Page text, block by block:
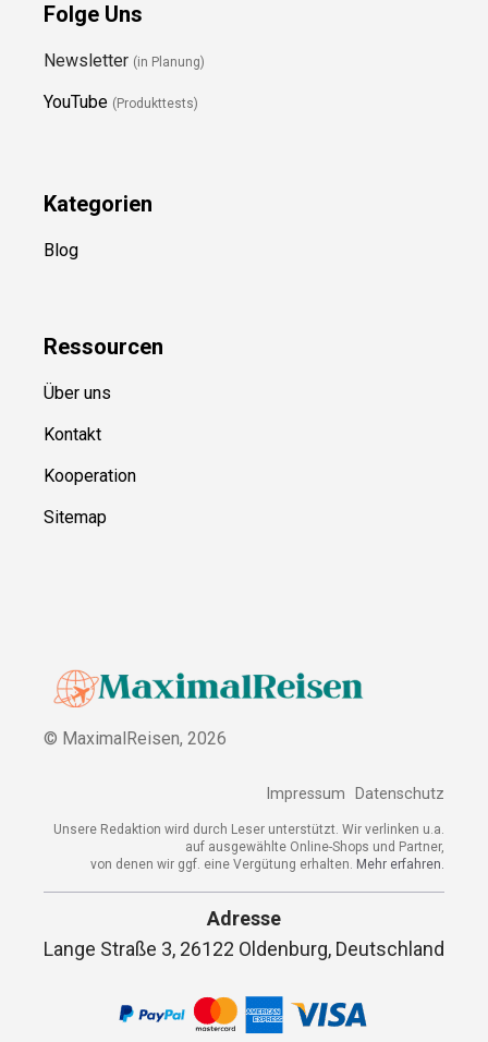
Folge Uns
Newsletter (in Planung)
YouTube (Produkttests)
Kategorien
Blog
Ressourcen
Über uns
Kontakt
Kooperation
Sitemap
© MaximalReisen, 2026
Impressum Datenschutz
Unsere Redaktion wird durch Leser unterstützt. Wir verlinken u.a.
auf ausgewählte Online-Shops und Partner,
von denen wir ggf. eine Vergütung erhalten. Mehr erfahren.
Adresse
Lange Straße 3, 26122 Oldenburg, Deutschland